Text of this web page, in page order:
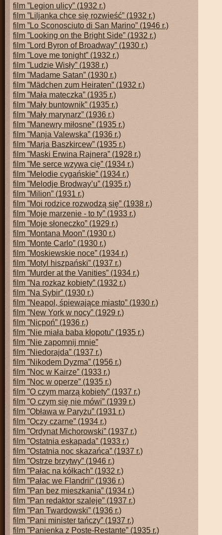
film ”Legion ulicy” (1932 r.)
film ”Liljanka chce się rozwieść” (1932 r.)
film ”Lo Sconosciuto di San Marino” (1946 r.)
film ”Looking on the Bright Side” (1932 r.)
film ”Lord Byron of Broadway” (1930 r.)
film ”Love me tonight” (1932 r.)
film ”Ludzie Wisły” (1938 r.)
film ”Madame Satan” (1930 r.)
film ”Mädchen zum Heiraten” (1932 r.)
film ”Mała mateczka” (1935 r.)
film ”Mały buntownik” (1935 r.)
film ”Mały marynarz” (1936 r.)
film ”Manewry miłosne” (1935 r.)
film ”Manja Valewska” (1936 r.)
film ”Marja Baszkircew” (1935 r.)
film ”Maski Erwina Rajnera” (1928 r.)
film ”Me serce wzywa cię” (1934 r.)
film ”Melodie cygańskie” (1934 r.)
film ”Melodje Brodway’u” (1935 r.)
film ”Milion” (1931 r.)
film ”Moi rodzice rozwodzą się” (1938 r.)
film ”Moje marzenie - to ty” (1933 r.)
film ”Moje słoneczko” (1929 r.)
film ”Montana Moon” (1930 r.)
film ”Monte Carlo” (1930 r.)
film ”Moskiewskie noce” (1934 r.)
film ”Motyl hiszpański” (1937 r.)
film ”Murder at the Vanities” (1934 r.)
film ”Na rozkaz kobiety” (1932 r.)
film ”Na Sybir” (1930 r.)
film ”Neapol, śpiewające miasto” (1930 r.)
film ”New York w nocy” (1929 r.)
film ”Nicpoń” (1936 r.)
film ”Nie miała baba kłopotu” (1935 r.)
film ”Nie zapomnij mnie”
film ”Niedorajda” (1937 r.)
film ”Nikodem Dyzma” (1956 r.)
film ”Noc w Kairze” (1933 r.)
film ”Noc w operze” (1935 r.)
film ”O czym marzą kobiety” (1937 r.)
film ”O czym się nie mówi” (1939 r.)
film ”Obława w Paryżu” (1931 r.)
film ”Oczy czarne” (1934 r.)
film ”Ordynat Michorowski” (1937 r.)
film ”Ostatnia eskapada” (1933 r.)
film ”Ostatnia noc skazańca” (1937 r.)
film ”Ostrze brzytwy” (1946 r.)
film ”Pałac na kółkach” (1932 r.)
film ”Pałac we Flandrii” (1936 r.)
film ”Pan bez mieszkania” (1934 r.)
film ”Pan redaktor szaleje” (1937 r.)
film ”Pan Twardowski” (1936 r.)
film ”Pani minister tańczy” (1937 r.)
film ”Panienka z Poste-Restante” (1935 r.)